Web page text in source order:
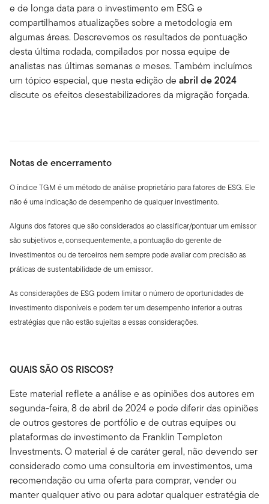
e de longa data para o investimento em ESG e
compartilhamos atualizações sobre a metodologia em
algumas áreas. Descrevemos os resultados de pontuação
desta última rodada, compilados por nossa equipe de
analistas nas últimas semanas e meses. Também incluímos
um tópico especial, que nesta edição de abril de 2024
discute os efeitos desestabilizadores da migração forçada.
Notas de encerramento
O índice TGM é um método de análise proprietário para fatores de ESG. Ele
não é uma indicação de desempenho de qualquer investimento.
Alguns dos fatores que são considerados ao classificar/pontuar um emissor
são subjetivos e, consequentemente, a pontuação do gerente de
investimentos ou de terceiros nem sempre pode avaliar com precisão as
práticas de sustentabilidade de um emissor.
As considerações de ESG podem limitar o número de oportunidades de
investimento disponíveis e podem ter um desempenho inferior a outras
estratégias que não estão sujeitas a essas considerações.
QUAIS SÃO OS RISCOS?
Este material reflete a análise e as opiniões dos autores em
segunda-feira, 8 de abril de 2024 e pode diferir das opiniões
de outros gestores de portfólio e de outras equipes ou
plataformas de investimento da Franklin Templeton
Investments. O material é de caráter geral, não devendo ser
considerado como uma consultoria em investimentos, uma
recomendação ou uma oferta para comprar, vender ou
manter qualquer ativo ou para adotar qualquer estratégia de